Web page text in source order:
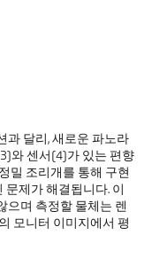
과 달리, 새로운 파노라
와 센서(4)가 있는 편향
밀 조리개를 통해 구현
제가 해결됩니다. 이
으며 측정할 물체는 렌
모니터 이미지에서 평